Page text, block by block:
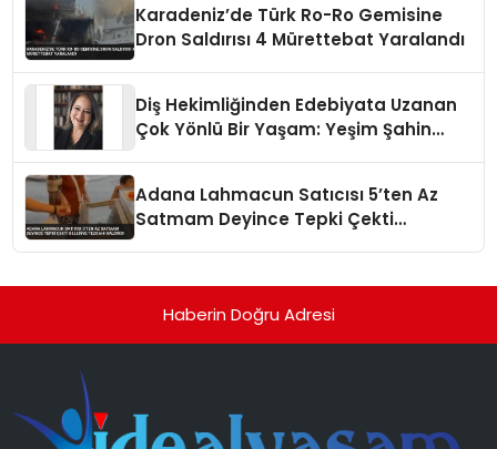
Karadeniz’de Türk Ro-Ro Gemisine
Dron Saldırısı 4 Mürettebat Yaralandı
Diş Hekimliğinden Edebiyata Uzanan
Çok Yönlü Bir Yaşam: Yeşim Şahin
Adana Lahmacun Satıcısı 5’ten Az
Satmam Deyince Tepki Çekti
Haberin Doğru Adresi